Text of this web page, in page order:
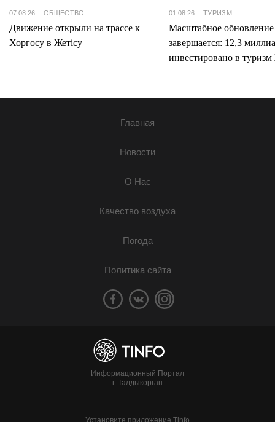
07.08.26 ОБЩЕСТВО
Движение открыли на трассе к
Хоргосу в Жетісу
01.08.26 ТУРИЗМ
Масштабное
завершается: 12,3
инвестировано в туризм
Главная
Новости
О Нас
Качество воздуха
Погода
Политика сайта
Информационный Портал
г. Талдыкорган
Установите приложение Tinfo